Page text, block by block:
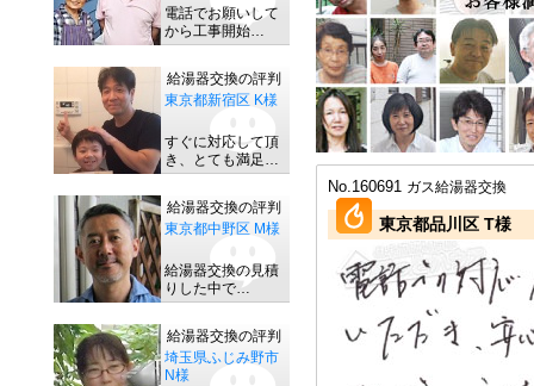
No.160691 ガス給湯器交換
東京都品川区 T様
電話でお願いして
から工事開始…
給湯器交換の評判
東京都新宿区 K様
すぐに対応して頂
き、とても満足…
給湯器交換の評判
東京都中野区 M様
給湯器交換の見積
りした中で…
給湯器交換の評判
埼玉県ふじみ野市
N様